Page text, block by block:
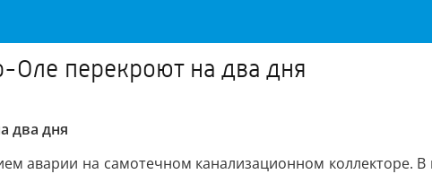
Оле перекроют на два дня
два дня
аварии на самотечном канализационном коллекторе.